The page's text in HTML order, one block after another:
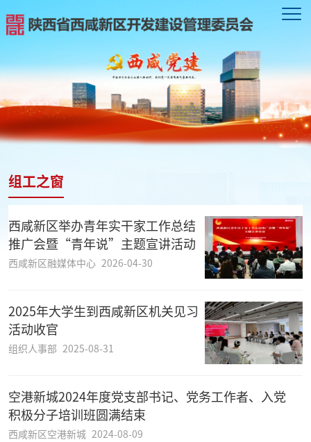
组工之窗
西咸新区举办青年实干家工作总结
推广会暨“青年说”主题宣讲活动
西咸新区融媒体中心 2026-04-30
2025年大学生到西咸新区机关见习
活动收官
组织人事部 2025-08-31
空港新城2024年度党支部书记、党务工作者、入党
积极分子培训班圆满结束
西咸新区空港新城 2024-08-09